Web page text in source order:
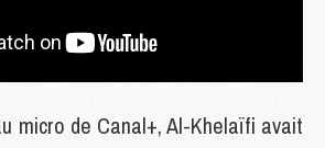
micro de Canal+, Al-Khelaïfi avait